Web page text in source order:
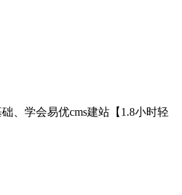
、学会易优cms建站【1.8小时轻